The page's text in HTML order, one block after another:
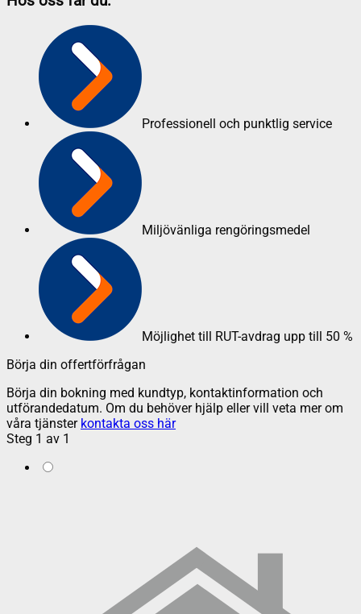
Professionell och punktlig service
Miljövänliga rengöringsmedel
Möjlighet till RUT-avdrag upp till 50 %
Börja din offertförfrågan
Börja din bokning med kundtyp, kontaktinformation och
utförandedatum. Om du behöver hjälp eller vill veta mer om
våra tjänster kontakta oss här
Steg 1 av 1